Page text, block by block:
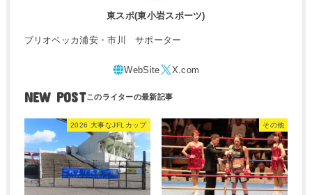
東スポ(東小岩スポーツ)
ブリオベッカ浦安・市川 サポーター
NEW POST
2026 大事なJFLカップ その他